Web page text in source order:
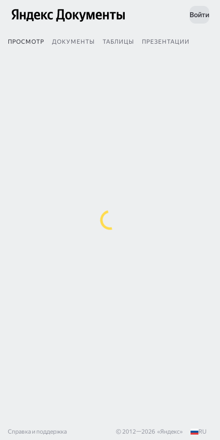
Войти
ПРОСМОТР ДОКУМЕНТЫ ТАБЛИЦЫ ПРЕЗЕНТАЦИИ
Справка и поддержка © 2012—2026 «Яндекс» RU